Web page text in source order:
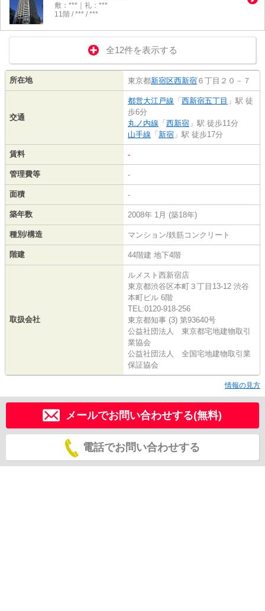
敷：***｜礼：***
11階 / *** / ***
全12件を表示する
所在地 東京都新宿区西新宿 ６丁目２０－７
交通
都営大江戸線 「 西新宿五丁目 」駅 徒
歩6分
丸ノ内線 「 西新宿 」駅 徒歩11分
山手線 「 新宿 」駅 徒歩17分
賃料 -
管理費等 -
面積 -
築年数 2008年 1月 (築18年)
種別/構造 マンション/鉄筋コンクリート
階建 44階建 地下4階
取扱会社
ルメスト西新宿店
東京都渋谷区本町３丁目13-12 渋谷
本町ビル 6階
TEL:0120-918-256
東京都知事 (3) 第93640号
公益社団法人 東京都宅地建物取引
業協会
公益社団法人 全国宅地建物取引業
保証協会
情報の見方
メールでお問い合わせする(無料)
電話でお問い合わせする